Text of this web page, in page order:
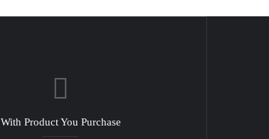
With Product You Purchase